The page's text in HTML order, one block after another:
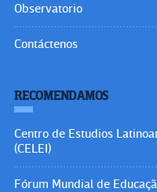
Observatorio
Contáctenos
RECOMENDAMOS
Centro de Estudios
(CELEI)
Fórum Mundial de